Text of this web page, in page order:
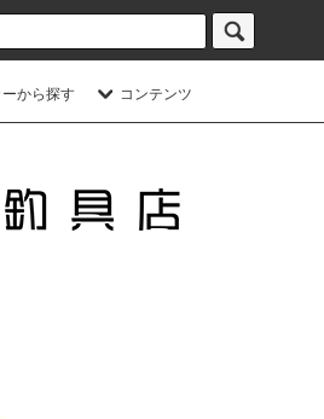
ーから探す コンテンツ